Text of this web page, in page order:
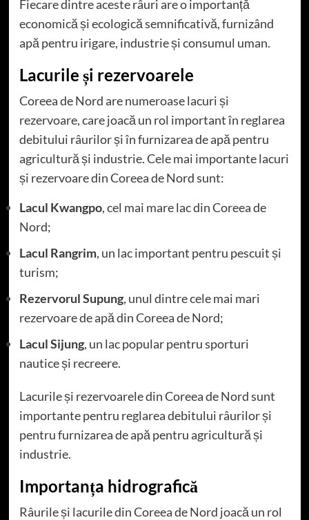
Fiecare dintre aceste râuri are o importanță
economică și ecologică semnificativă, furnizând
apă pentru irigare, industrie și consumul uman.
Lacurile și rezervoarele
Coreea de Nord are numeroase lacuri și
rezervoare, care joacă un rol important în reglarea
debitului râurilor și în furnizarea de apă pentru
agricultură și industrie. Cele mai importante lacuri
și rezervoare din Coreea de Nord sunt:
Lacul Kwangpo, cel mai mare lac din Coreea de
Nord;
Lacul Rangrim, un lac important pentru pescuit și
turism;
Rezervorul Supung, unul dintre cele mai mari
rezervoare de apă din Coreea de Nord;
Lacul Sijung, un lac popular pentru sporturi
nautice și recreere.
Lacurile și rezervoarele din Coreea de Nord sunt
importante pentru reglarea debitului râurilor și
pentru furnizarea de apă pentru agricultură și
industrie.
Importanța hidrografică
Râurile și lacurile din Coreea de Nord joacă un rol